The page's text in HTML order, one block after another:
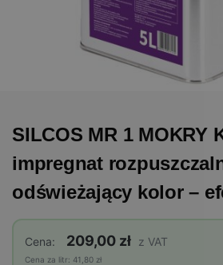
SILCOS MR 1 MOKRY
impregnat
odświeżający kolor –
Cena: 209,00 zł z VAT
Cena za litr: 41,80 zł